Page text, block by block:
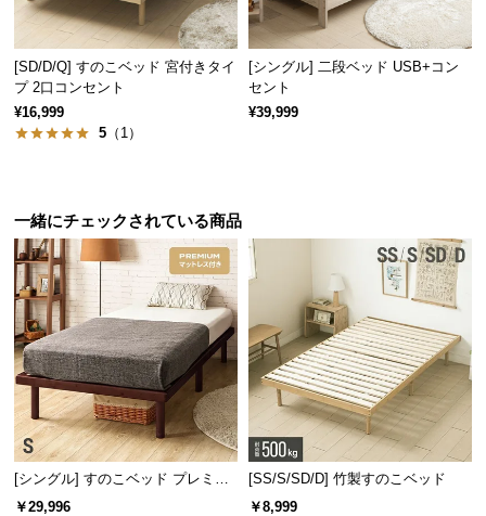
o.,
[SD/D/Q] すのこベッド 宮付きタイ
プ 2口コンセント
¥16,999
5 （1）
[シングル] 二段ベッド USB+コン
セント
¥39,999
一緒にチェックされている商品
[シングル] すのこベッド プレミア
ムマットレス付き
￥29,996
[SS/S/SD/D] 竹製すのこベッド
￥8,999